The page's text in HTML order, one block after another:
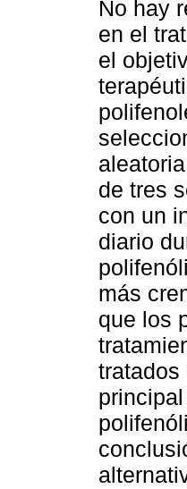
No hay
en el
el
de tres
con un
diario
más
que los
tratados